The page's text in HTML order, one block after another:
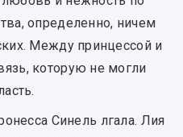
определенно, ничем
Между принцессой и
которую не могли
Синель лгала. Лия